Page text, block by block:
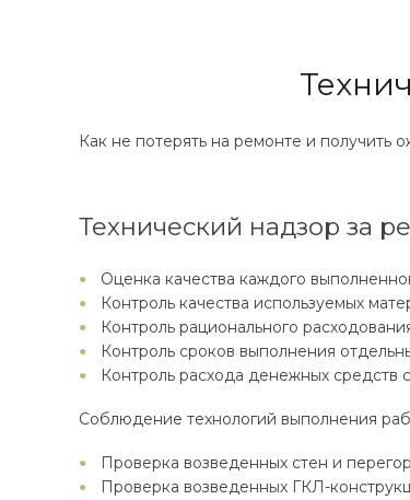
Как не потерять на ремонте и получить
Технический надзор за
Оценка качества каждого
Контроль качества используемых
Контроль рационального
Контроль сроков выполнения
Контроль расхода денежных средств
Соблюдение технологий выполнения
Проверка возведенных стен и
Проверка возведенных ГКЛ-